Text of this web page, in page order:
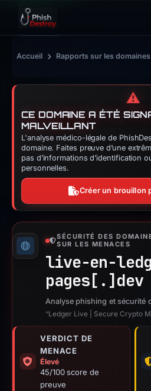
Accueil › Rapports sur les domaines
⚠️
CE DOMAINE A ÉTÉ
MALVEILLANT
L'analyse médico-légale de
domaine. Faites preuve d’une
pas d’informations d’identification
personnelles.
Créer un brouillon
SÉCURITÉ DES
SUR LES MENACES
live-en-
pages[.] dev
Analyse phishing et sécurité
“Ledger Live | Secure Crypto
VERDICT DE
MENACE
Élevé
45/100 score de
preuve